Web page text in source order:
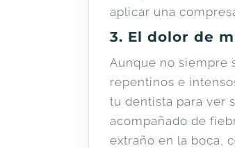
aplicar una
3. El dolor de
Aunque no siempre
repentinos e
tu dentista para ver
acompañado de
extraño en la boca,